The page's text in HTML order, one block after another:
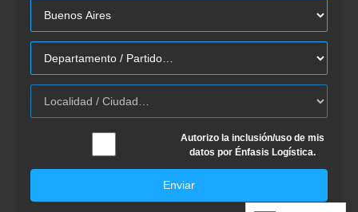
Autorizo la inclusión/uso de mis
datos por Énfasis Logística.
Enviar